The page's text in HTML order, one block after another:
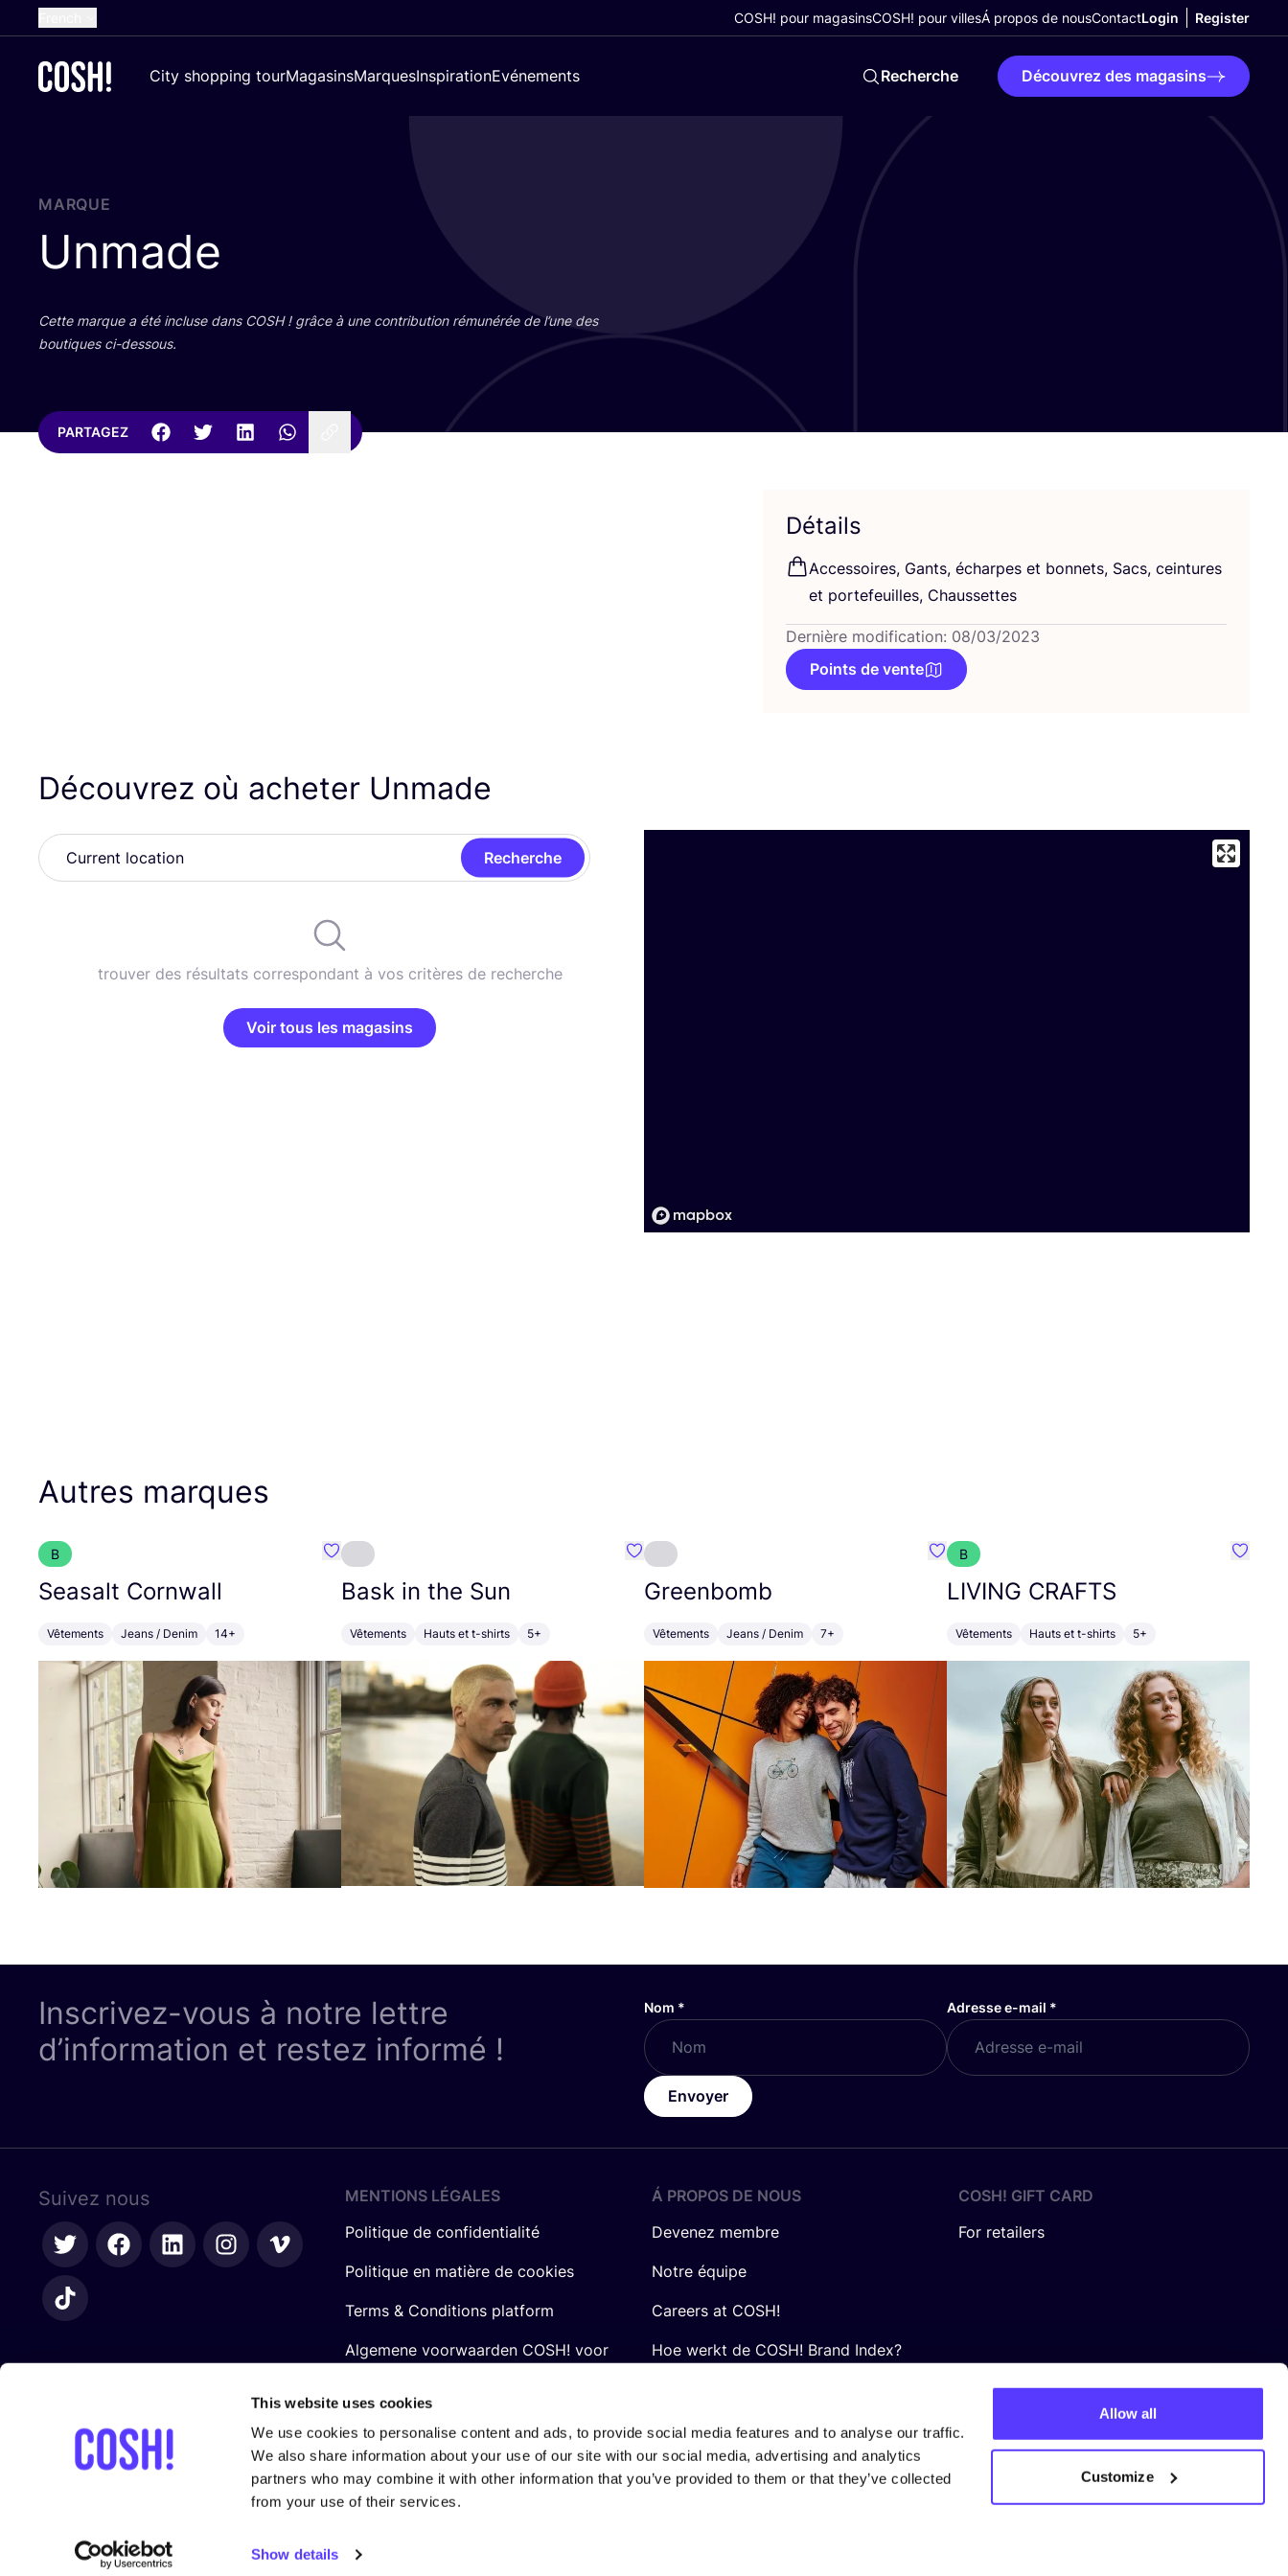
This website uses cookies
We use cookies to personalise content and ads, to provide social media features and to analyse our traffic.
We also share information about your use of our site with our social media, advertising and analytics
partners who may combine it with other information that you’ve provided to them or that they’ve collected
from your use of their services.
Show details
Allow all
Customize
Dutch
Croatian
COSH! pour magasinsCOSH! pour villesÁ propos de nousContactLogin Register
City shopping tourMagasinsMarquesInspirationEvénements Recherche Découvrez des magasins
MARQUE
Unmade
Cette marque a été incluse dans COSH! grâce à une contri­bu­tion rému­né­rée de l’une des
bou­tiques ci-dessous.
PARTAGEZ
Détails
Acces­soires, Gants, écharpes et bon­nets, Sacs, cein­tures
et por­te­feuilles, Chaussettes
Dernière modification: 08/03/2023
Points de vente
Découvrez où acheter Unmade
Recherche
trouver des résultats correspondant à vos critères de recherche
Voir tous les magasins
Autres marques
B
Seasalt Cornwall
Vêtements Jeans / Denim 14+
Préféré {nom}
Bask in the Sun
Vêtements Hauts et t-shirts 5+
Préféré {nom}
Greenbomb
Vêtements Jeans / Denim 7+
Préféré {nom}
B
LIVING CRAFTS
Vêtements Hauts et t-shirts 5+
Inscrivez-vous à notre lettre
d’information et restez informé !
Nom * Adresse e-mail *
Envoyer
Suivez nous
MENTIONS LÉGALES
Politique de confidentialité
Politique en matière de cookies
Terms & Conditions platform
Algemene voorwaarden COSH! voor
Á PROPOS DE NOUS
Devenez membre
Notre équipe
Careers at COSH!
Hoe werkt de COSH! Brand Index?
COSH! GIFT CARD
For retailers